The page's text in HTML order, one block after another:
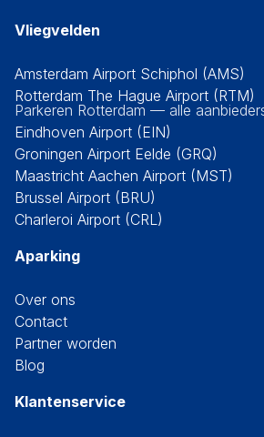
Vliegvelden
Amsterdam Airport Schiphol (AMS)
Rotterdam The Hague Airport (RTM)
Parkeren Rotterdam — alle
Eindhoven Airport (EIN)
Groningen Airport Eelde (GRQ)
Maastricht Aachen Airport (MST)
Brussel Airport (BRU)
Charleroi Airport (CRL)
Aparking
Over ons
Contact
Partner worden
Blog
Klantenservice